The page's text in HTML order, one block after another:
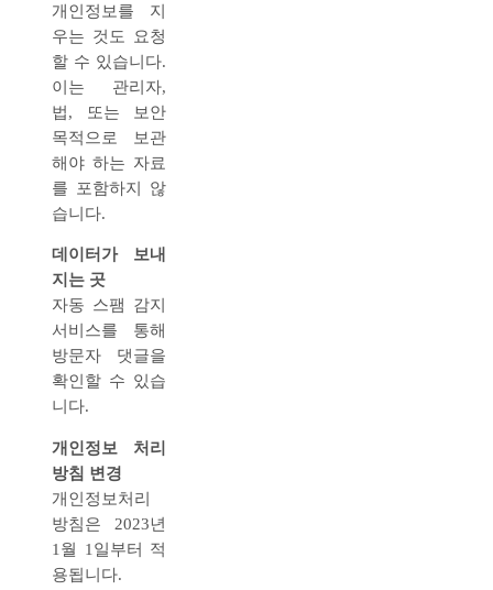
개인정보를 지
우는 것도 요청
할 수 있습니다.
이는 관리자,
법, 또는 보안
목적으로 보관
해야 하는 자료
를 포함하지 않
습니다.
데이터가 보내
지는 곳
자동 스팸 감지
서비스를 통해
방문자 댓글을
확인할 수 있습
니다.
개인정보 처리
방침 변경
개인정보처리
방침은 2023년
1월 1일부터 적
용됩니다.